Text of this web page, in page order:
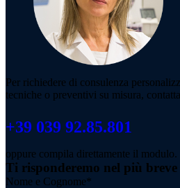
Per richiedere di consulenza
tecniche o preventivi su misura,
+39 039 92.85.801
oppure compila direttamente il modulo.
Ti risponderemo nel più breve
Nome e Cognome*